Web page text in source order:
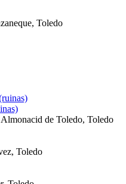
Toledo
de Toledo, Toledo
Toledo